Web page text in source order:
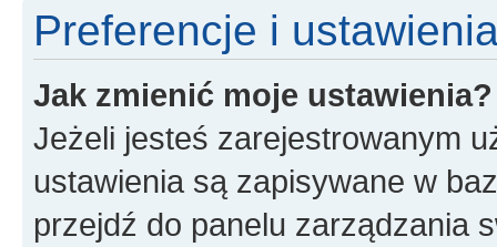
Preferencje i
Jak zmienić moje ustawienia?
Jeżeli jesteś zarejestrowanym
ustawienia są zapisywane w
przejdź do panelu zarządzania